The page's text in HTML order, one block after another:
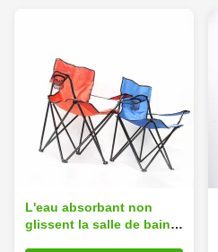
L'eau absorbant non
glissent la salle de bains